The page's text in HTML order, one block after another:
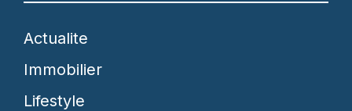
Actualite
Immobilier
Lifestyle